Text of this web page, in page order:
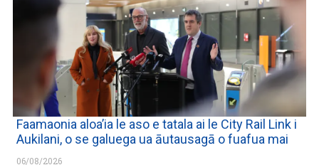
Faamaonia aloa’ia le aso e tatala ai le City Rail Link i
Aukilani, o se galuega ua āutausagā o fuafua mai
06/08/2026